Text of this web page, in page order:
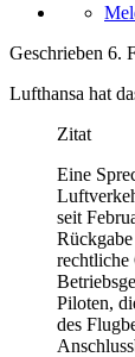
Geschrieben 6.
Lufthansa hat
Zitat
Eine
seit
rechtliche
Piloten,
des